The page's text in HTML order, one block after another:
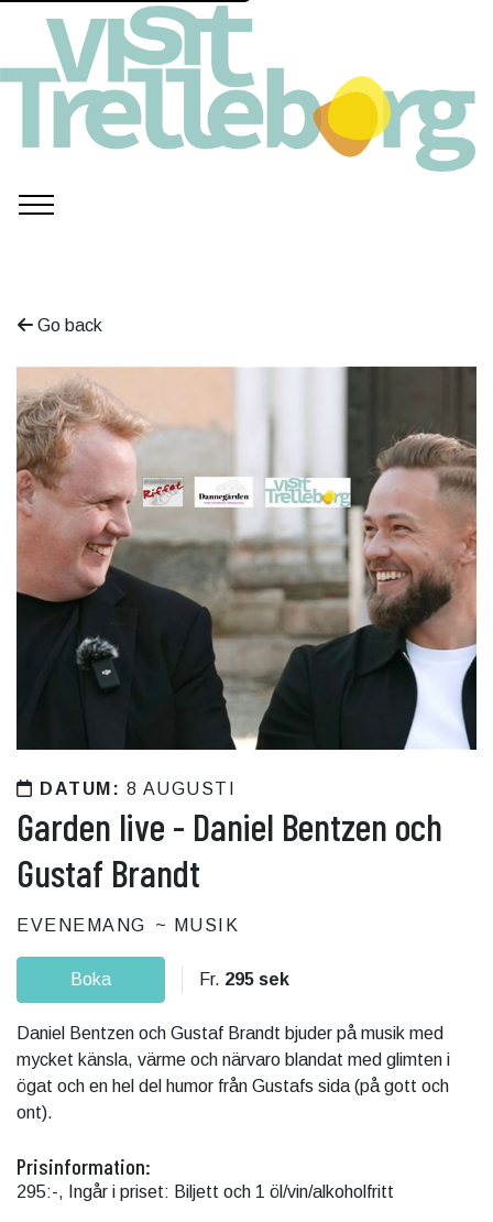
Go back
DATUM: 8 AUGUSTI
Garden live - Daniel Bentzen och
Gustaf Brandt
EVENEMANG MUSIK
Boka Fr. 295 sek
Daniel Bentzen och Gustaf Brandt bjuder på musik med
mycket känsla, värme och närvaro blandat med glimten i
ögat och en hel del humor från Gustafs sida (på gott och
ont).
Prisinformation:
295:-, Ingår i priset: Biljett och 1 öl/vin/alkoholfritt